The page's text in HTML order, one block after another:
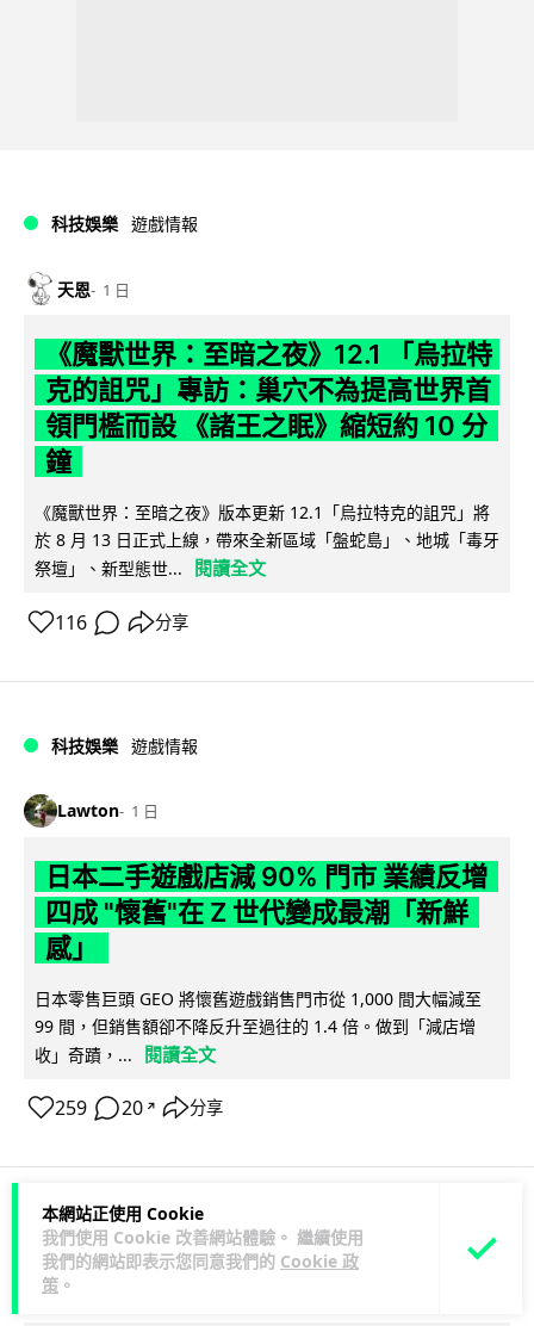
本網站正使用 Cookie
我們使用 Cookie 改善網站體驗。 繼續使用
我們的網站即表示您同意我們的 Cookie 政
策 。
科技娛樂 遊戲情報
天恩 1 日
《魔獸世界：至暗之夜》12.1 「烏拉特
克的詛咒」專訪：巢穴不為提高世界首
領門檻而設 《諸王之眠》縮短約 10 分
鐘
《魔獸世界：至暗之夜》版本更新 12.1「烏拉特克的詛咒」將
於 8 月 13 日正式上線，帶來全新區域「盤蛇島」、地城「毒牙
祭壇」、新型態世...
閱讀全文
116 分享
科技娛樂 遊戲情報
Lawton 1 日
日本二手遊戲店減 90% 門市 業績反增
四成 "懷舊"在 Z 世代變成最潮「新鮮
感」
日本零售巨頭 GEO 將懷舊遊戲銷售門市從 1,000 間大幅減至
99 間，但銷售額卻不降反升至過往的 1.4 倍。做到「減店增
收」奇蹟，...
閱讀全文
259 20 ↗ 分享
人工智能
Vin